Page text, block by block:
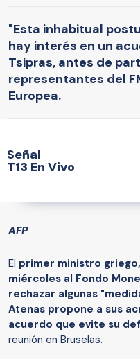
"Esta inhabitual
hay interés en un
Tsipras, antes de
representantes del
Europea.
Señal
T13 En Vivo
AFP
El primer ministro
miércoles al Fondo
rechazar algunas
Atenas propone a sus
acuerdo que evite su
reunión en Bruselas.